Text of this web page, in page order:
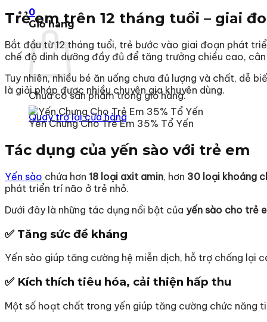
0
Giỏ hàng
Chưa có sản phẩm trong giỏ hàng.
Quay trở lại cửa hàng
Trẻ em trên 12 tháng tuổi – giai
Bắt đầu từ 12 tháng tuổi, trẻ bước vào giai đoạn phát
chế độ dinh dưỡng đầy đủ để tăng trưởng chiều cao,
Tuy nhiên, nhiều bé ăn uống chưa đủ lượng và chất, dễ
là giải pháp được nhiều chuyên gia khuyên dùng.
Yến Chưng Cho Trẻ Em 35% Tổ Yến
Tác dụng của yến sào với trẻ em
Yến sào chứa hơn 18 loại axit amin, hơn 30 loại khoáng
phát triển trí não ở trẻ nhỏ.
Dưới đây là những tác dụng nổi bật của yến sào cho trẻ
✅ Tăng sức đề kháng
Yến sào giúp tăng cường hệ miễn dịch, hỗ trợ chống lại
✅ Kích thích tiêu hóa, cải thiện hấp thu
Một số hoạt chất trong yến giúp tăng cường chức năng